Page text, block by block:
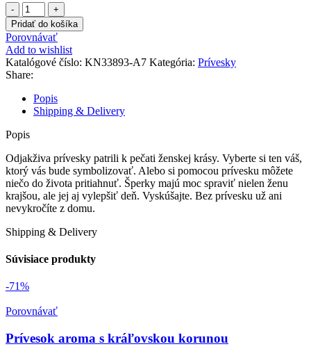
množstvo
Prívesok
stromu
života
čierno
zlatý
Pridať do košíka
Porovnávať
Add to wishlist
Katalógové číslo: KN33893-A7 Kategória: Prívesky
Share:
Popis
Shipping & Delivery
Popis
Odjakživa prívesky patrili k pečati ženskej krásy. Vyberte si ten váš,
ktorý vás bude symbolizovať. Alebo si pomocou prívesku môžete
niečo do života pritiahnuť. Šperky majú moc spraviť nielen ženu
krajšou, ale jej aj vylepšiť deň. Vyskúšajte. Bez prívesku už ani
nevykročíte z domu.
Shipping & Delivery
Súvisiace produkty
-71%
Porovnávať
Prívesok aroma s kráľovskou korunou